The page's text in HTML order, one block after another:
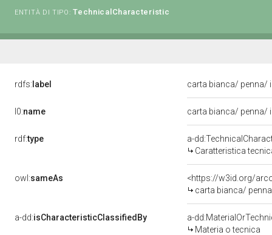
ENTITÀ DI TIPO: TechnicalCharacteristic
rdfs: label carta bianca/
l0:name carta bianca/
rdf:type
a-
Caratteristica
owl:sameAs
carta bianca/
a-dd:isCharacteristicClassifiedBy
a-
Materia o tecnica